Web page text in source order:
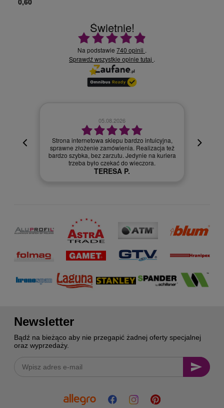
0,60
Świetnie!
Ocena średnia 4.9 na 5
Na podstawie 740 opinii .
Sprawdź wszystkie opinie tutaj .
02.08.2026
Szybka dostawa.
Szymon R.
Newsletter
Bądź na bieżąco aby nie przegapić żadnej oferty specjalnej
oraz wyprzedaży.